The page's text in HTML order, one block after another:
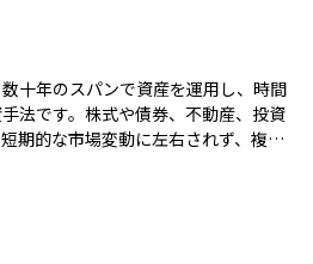
も大切な判断材料になります。安定
は、収益基盤がしっかりしていると
して安心感があります。
十年のスパンで資産を運用し、時間
法です。株式や債券、不動産、投資
期的な市場変動に左右されず、複利